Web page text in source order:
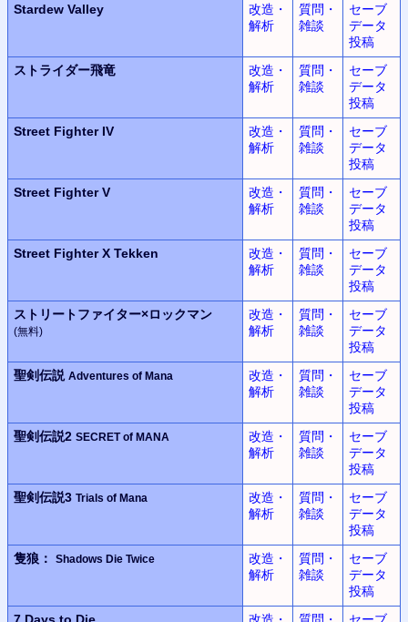
Stardew Valley
改造・
解析
質問・
雑談
セーブ
データ
投稿
ストライダー飛竜
改造・
解析
質問・
雑談
セーブ
データ
投稿
Street Fighter IV
改造・
解析
質問・
雑談
セーブ
データ
投稿
Street Fighter V
改造・
解析
質問・
雑談
セーブ
データ
投稿
Street Fighter X Tekken
改造・
解析
質問・
雑談
セーブ
データ
投稿
ストリートファイター×ロックマン
(無料)
改造・
解析
質問・
雑談
セーブ
データ
投稿
聖剣伝説 Adventures of Mana
改造・
解析
質問・
雑談
セーブ
データ
投稿
聖剣伝説2 SECRET of MANA
改造・
解析
質問・
雑談
セーブ
データ
投稿
聖剣伝説3 Trials of Mana
改造・
解析
質問・
雑談
セーブ
データ
投稿
隻狼：
Shadows Die Twice
改造・
解析
質問・
雑談
セーブ
データ
投稿